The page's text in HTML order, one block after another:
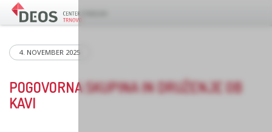
4. NOVEMBER 2025
POGOVORNA SKUPINA IN DRUŽENJE OB
KAVI